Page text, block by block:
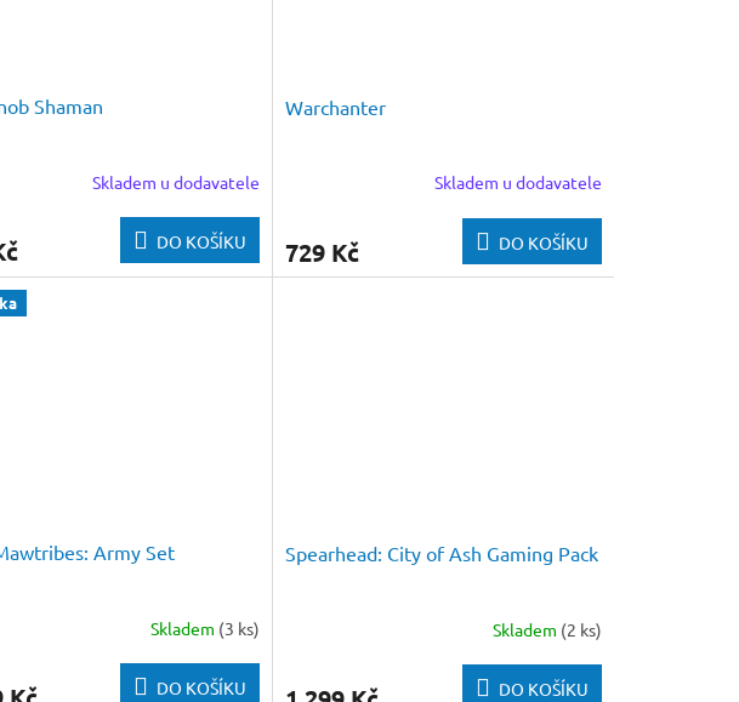
Shaman
Skladem u dodavatele
DO KOŠÍKU
Warchanter
Skladem u dodavatele
729 Kč DO KOŠÍKU
Army Set
Skladem (3 ks)
DO KOŠÍKU
Spearhead: City of Ash Gaming Pack
Skladem (2 ks)
DO KOŠÍKU